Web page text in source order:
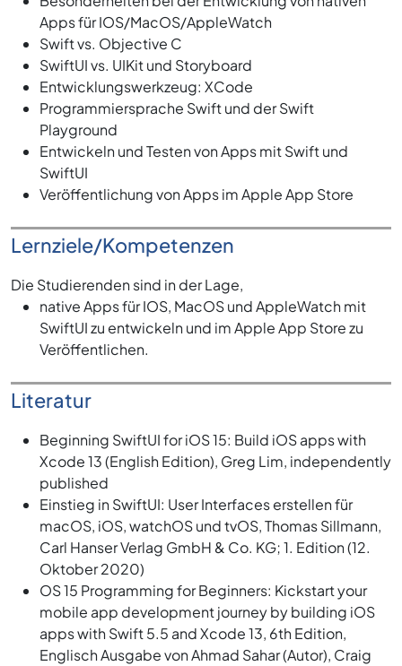
Apps für IOS/MacOS/AppleWatch
Swift vs. Objective C
SwiftUI vs. UIKit und Storyboard
Entwicklungswerkzeug: XCode
Programmiersprache Swift und der Swift
Playground
Entwickeln und Testen von Apps mit Swift und
SwiftUI
Veröffentlichung von Apps im Apple App Store
Lernziele/Kompetenzen
Die Studierenden sind in der Lage,
native Apps für IOS, MacOS und AppleWatch mit
SwiftUI zu entwickeln und im Apple App Store zu
Veröffentlichen.
Literatur
Beginning SwiftUI for iOS 15: Build iOS apps with
Xcode 13 (English Edition), Greg Lim, independently
published
Einstieg in SwiftUI: User Interfaces erstellen für
macOS, iOS, watchOS und tvOS, Thomas Sillmann,
Carl Hanser Verlag GmbH & Co. KG; 1. Edition (12.
Oktober 2020)
OS 15 Programming for Beginners: Kickstart your
mobile app development journey by building iOS
apps with Swift 5.5 and Xcode 13, 6th Edition,
Englisch Ausgabe von Ahmad Sahar (Autor), Craig